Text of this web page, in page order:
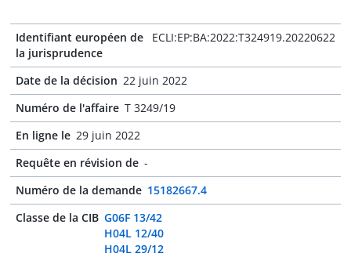
Identifiant européen de
la jurisprudence
ECLI:EP:BA:2022:T324919.20220622
Date de la décision 22 juin 2022
Numéro de l'affaire T 3249/19
En ligne le 29 juin 2022
Requête en révision de -
Numéro de la demande 15182667.4
Classe de la CIB G06F 13/42
H04L 12/40
H04L 29/12